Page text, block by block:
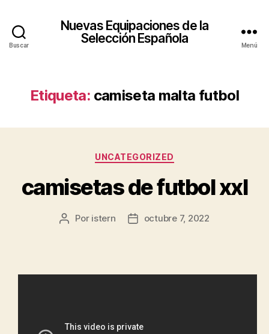
Buscar
Nuevas Equipaciones de la
Selección Española
Menú
Etiqueta: camiseta malta futbol
Categorías
UNCATEGORIZED
camisetas de futbol xxl
Autor
Por istern
Fechaoctubre 7, 2022